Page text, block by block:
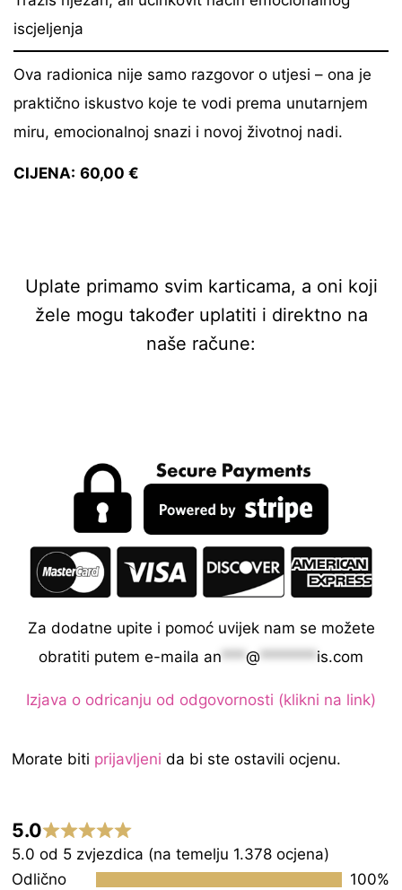
iscjeljenja
Ova radionica nije samo razgovor o utjesi – ona je
praktično iskustvo koje te vodi prema unutarnjem
miru, emocionalnoj snazi i novoj životnoj nadi.
CIJENA: 60,00 €
Uplate primamo svim karticama, a oni koji
žele mogu također uplatiti i direktno na
naše račune:
Za dodatne upite i pomoć uvijek nam se možete
obratiti putem e-maila an***@*******is.com
Izjava o odricanju od odgovornosti (klikni na link)
Morate biti prijavljeni da bi ste ostavili ocjenu.
5.0
Rated
5.0
5.0 od 5 zvjezdica (na temelju 1.378 ocjena)
Odlično
100%